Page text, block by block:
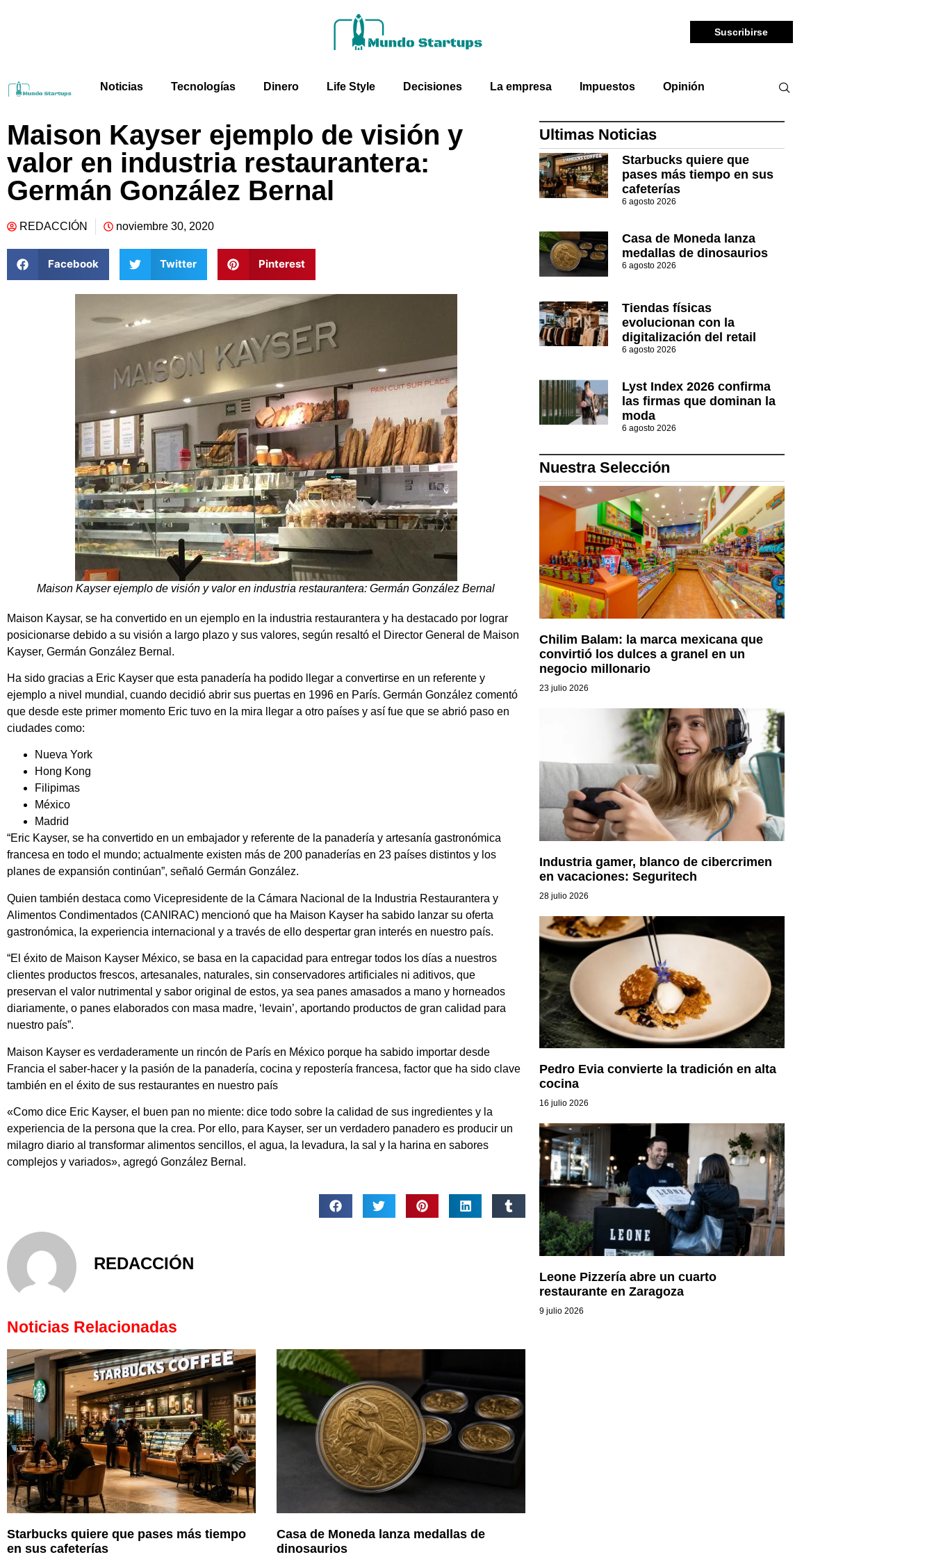
Suscribirse
Noticias Tecnologías Dinero Life Style Decisiones La empresa Impuestos Opinión
Maison Kayser ejemplo de visión y
valor en industria restaurantera:
Germán González Bernal
REDACCIÓN noviembre 30, 2020
Facebook Twitter Pinterest
Maison Kayser ejemplo de visión y valor en industria restaurantera: Germán González Bernal
Maison Kaysar, se ha convertido en un ejemplo en la industria restaurantera y ha destacado por lograr
posicionarse debido a su visión a largo plazo y sus valores, según resaltó el Director General de Maison
Kayser, Germán González Bernal.
Ha sido gracias a Eric Kayser que esta panadería ha podido llegar a convertirse en un referente y
ejemplo a nivel mundial, cuando decidió abrir sus puertas en 1996 en París. Germán González comentó
que desde este primer momento Eric tuvo en la mira llegar a otro países y así fue que se abrió paso en
ciudades como:
Nueva York
Hong Kong
Filipimas
México
Madrid
“Eric Kayser, se ha convertido en un embajador y referente de la panadería y artesanía gastronómica
francesa en todo el mundo; actualmente existen más de 200 panaderías en 23 países distintos y los
planes de expansión continúan”, señaló Germán González.
Quien también destaca como Vicepresidente de la Cámara Nacional de la Industria Restaurantera y
Alimentos Condimentados (CANIRAC) mencionó que ha Maison Kayser ha sabido lanzar su oferta
gastronómica, la experiencia internacional y a través de ello despertar gran interés en nuestro país.
“El éxito de Maison Kayser México, se basa en la capacidad para entregar todos los días a nuestros
clientes productos frescos, artesanales, naturales, sin conservadores artificiales ni aditivos, que
preservan el valor nutrimental y sabor original de estos, ya sea panes amasados a mano y horneados
diariamente, o panes elaborados con masa madre, ‘levain’, aportando productos de gran calidad para
nuestro país”.
Maison Kayser es verdaderamente un rincón de París en México porque ha sabido importar desde
Francia el saber-hacer y la pasión de la panadería, cocina y repostería francesa, factor que ha sido clave
también en el éxito de sus restaurantes en nuestro país
«Como dice Eric Kayser, el buen pan no miente: dice todo sobre la calidad de sus ingredientes y la
experiencia de la persona que la crea. Por ello, para Kayser, ser un verdadero panadero es producir un
milagro diario al transformar alimentos sencillos, el agua, la levadura, la sal y la harina en sabores
complejos y variados», agregó González Bernal.
REDACCIÓN
Noticias Relacionadas
Starbucks quiere que pases más tiempo
en sus cafeterías
Casa de Moneda lanza medallas de
dinosaurios
Ultimas Noticias
Starbucks quiere que
pases más tiempo en sus
cafeterías
6 agosto 2026
Casa de Moneda lanza
medallas de dinosaurios
6 agosto 2026
Tiendas físicas
evolucionan con la
digitalización del retail
6 agosto 2026
Lyst Index 2026 confirma
las firmas que dominan la
moda
6 agosto 2026
Nuestra Selección
Chilim Balam: la marca mexicana que
convirtió los dulces a granel en un
negocio millonario
23 julio 2026
Industria gamer, blanco de cibercrimen
en vacaciones: Seguritech
28 julio 2026
Pedro Evia convierte la tradición en alta
cocina
16 julio 2026
Leone Pizzería abre un cuarto
restaurante en Zaragoza
9 julio 2026